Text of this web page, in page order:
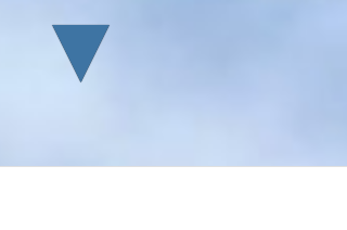
▼